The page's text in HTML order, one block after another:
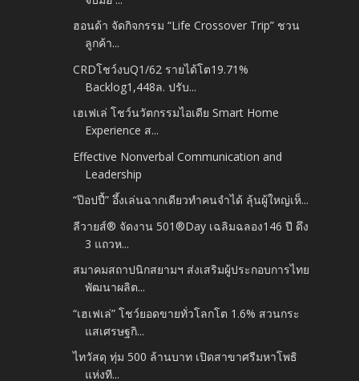
ฮอนด้า จัดกิจกรรม “Life Crossover Trip” ชวน
ลูกค้า...
CRDโชว์งบQ1/62 รายได้โต19.71%
Backlog1,448ล. ปรับ...
เฮเฟเล่ โชว์นวัตกรรมไอเดีย Smart Home
Experience ส...
Effective Nonverbal Communication and
Leadership
“ป๊อปปี้” อึ้งเล่นฉากเดียวทำคนจำได้ ลุ้นผู้ใหญ่เห็...
ลีวายส์® จัดงาน 501®Day เฉลิมฉลอง146 ปี ดึง
3 แถวห...
สมาคมสถาปนิกสยามฯ ส่งเสริมผู้ประกอบการไทย
พัฒนาผลิต...
“เฮเฟเล่” โชว์ยอดขายทั่วโลกโต 1.6% สวนกระ
แสเศรษฐกิ...
ไทวัสดุ ทุ่ม 500 ล้านบาท เปิดสาขาศรีมหาโพธิ
แห่งที...